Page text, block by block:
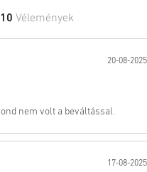
10 Vélemények
20-08-2025
nem volt a beváltással.
17-08-2025